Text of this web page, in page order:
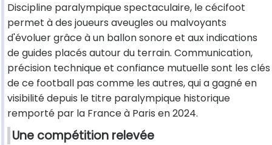
Discipline paralympique spectaculaire, le cécifoot
permet à des joueurs aveugles ou malvoyants
d'évoluer grâce à un ballon sonore et aux indications
de guides placés autour du terrain. Communication,
précision technique et confiance mutuelle sont les clés
de ce football pas comme les autres, qui a gagné en
visibilité depuis le titre paralympique historique
remporté par la France à Paris en 2024.
Une compétition relevée